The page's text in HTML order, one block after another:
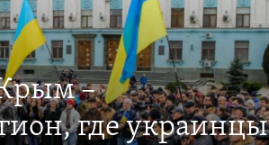
–
где украинцы